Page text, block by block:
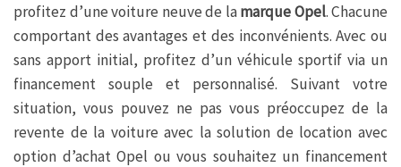
profitez d’une voiture neuve de lamarque Opel. Chacune
comportant des avantages et des inconvénients. Avec ou
sans apport initial, profitez d’un véhicule sportif via un
financement souple et personnalisé. Suivant votre
situation, vous pouvez ne pas vous préoccupez de la
revente de la voiture avec la solution de location avec
option d’achat Opel ou vous souhaitez un financement